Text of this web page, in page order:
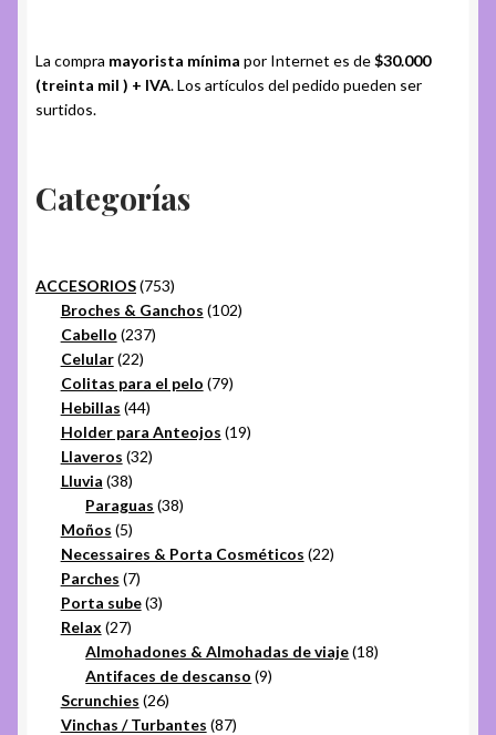
La compra mayorista mínima por Internet es de$30.000
(treinta mil ) + IVA. Los artículos del pedido pueden ser
surtidos.
Categorías
ACCESORIOS 753753
productos
Broches & Ganchos 102102
Cabello 237237
Celular 2222
productos
Colitas para el pelo 7979
Hebillas 4444
productos
Holder para Anteojos 1919
Llaveros 3232
Lluvia 3838
productos
Paraguas 3838
Moños 55
productos
Necessaires & Porta Cosméticos 2222
Parches 77
productos
Porta sube 33
Relax 2727
productos
Almohadones & Almohadas de viaje 1818
Antifaces de descanso 99
Scrunchies 2626
productos
Vinchas / Turbantes 8787